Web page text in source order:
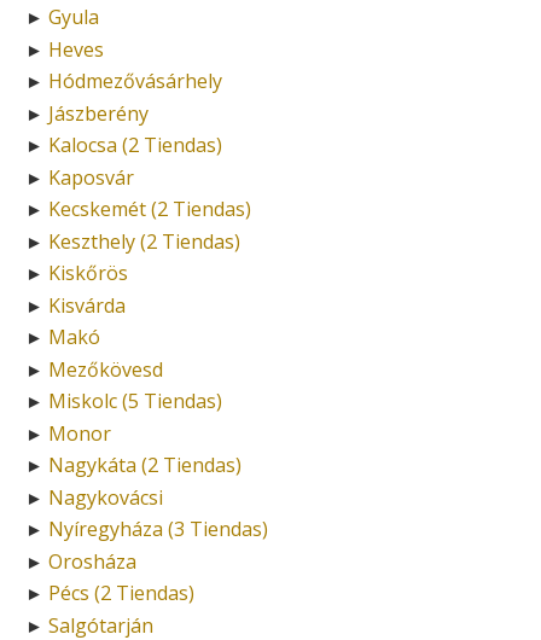
► Gyula
► Heves
► Hódmezővásárhely
► Jászberény
► Kalocsa (2 Tiendas)
► Kaposvár
► Kecskemét (2 Tiendas)
► Keszthely (2 Tiendas)
► Kiskőrös
► Kisvárda
► Makó
► Mezőkövesd
► Miskolc (5 Tiendas)
► Monor
► Nagykáta (2 Tiendas)
► Nagykovácsi
► Nyíregyháza (3 Tiendas)
► Orosháza
► Pécs (2 Tiendas)
► Salgótarján